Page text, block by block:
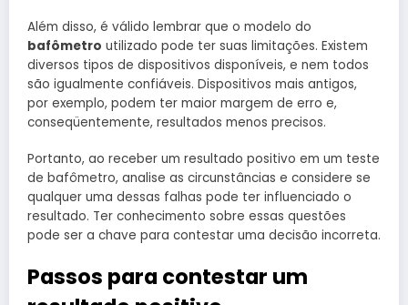
Além disso, é válido lembrar que o modelo do
bafômetro utilizado pode ter suas limitações. Existem
diversos tipos de dispositivos disponíveis, e nem todos
são igualmente confiáveis. Dispositivos mais antigos,
por exemplo, podem ter maior margem de erro e,
conseqüentemente, resultados menos precisos.
Portanto, ao receber um resultado positivo em um teste
de bafômetro, analise as circunstâncias e considere se
qualquer uma dessas falhas pode ter influenciado o
resultado. Ter conhecimento sobre essas questões
pode ser a chave para contestar uma decisão incorreta.
Passos para contestar um